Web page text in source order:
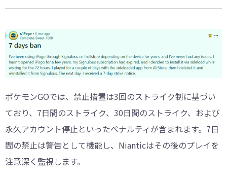
ポケモンGOでは、禁止措置は3回のストライク制に基づい
ており、7日間のストライク、30日間のストライク、および
永久アカウント停止といったペナルティが含まれます。7日
間の禁止は警告として機能し、Nianticはその後のプレイを
注意深く監視します。